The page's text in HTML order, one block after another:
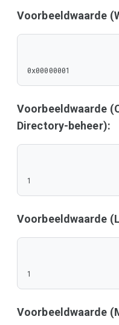
Voorbeeldwaarde
0x00000001
Voorbeeldwaarde
Directory-beheer):
1
Voorbeeldwaarde
1
Voorbeeldwaarde